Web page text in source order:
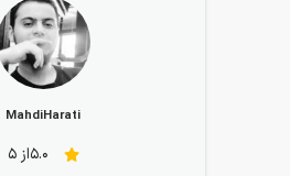
MahdiHarati
5.0از 5